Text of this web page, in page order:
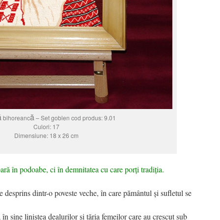
bihoreancă– Set goblen cod produs: 9.01
Culori: 17
Dimensiune: 18 x 26 cm
în podoabe, ci în demnitatea cu care porți tradiția.
dintr-o poveste veche, în care pământul și sufletul se
sine liniștea dealurilor și tăria femeilor care au crescut sub